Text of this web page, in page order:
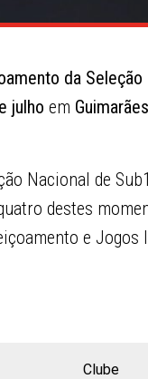
da Seleção
julho em Guimarães
Nacional de
destes
e Jogos
Clube